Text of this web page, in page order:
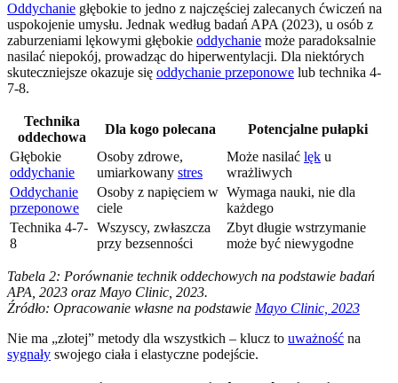
Oddychanie głębokie to jedno z najczęściej zalecanych ćwiczeń na
uspokojenie umysłu. Jednak według badań APA (2023), u osób z
zaburzeniami lękowymi głębokie oddychanie może paradoksalnie
nasilać niepokój, prowadząc do hiperwentylacji. Dla niektórych
skuteczniejsze okazuje się oddychanie przeponowe lub technika 4-
7-8.
Technika
oddechowa
Dla kogo polecana
Potencjalne pułapki
Głębokie
oddychanie
Osoby zdrowe,
umiarkowany stres
Może nasilać lęk u
wrażliwych
Oddychanie
przeponowe
Osoby z napięciem w
ciele
Wymaga nauki, nie dla
każdego
Technika 4-7-
8
Wszyscy, zwłaszcza
przy bezsenności
Zbyt długie wstrzymanie
może być niewygodne
Tabela 2: Porównanie technik oddechowych na podstawie badań
APA, 2023 oraz Mayo Clinic, 2023.
Źródło: Opracowanie własne na podstawie Mayo Clinic, 2023
Nie ma „złotej” metody dla wszystkich – klucz to uważność na
sygnały swojego ciała i elastyczne podejście.